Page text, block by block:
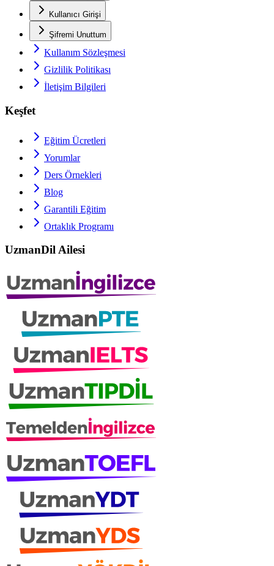
Kullanıcı Girişi
Şifremi Unuttum
Kullanım Sözleşmesi
Gizlilik Politikası
İletişim Bilgileri
Keşfet
Eğitim Ücretleri
Yorumlar
Ders Örnekleri
Blog
Garantili Eğitim
Ortaklık Programı
UzmanDil Ailesi